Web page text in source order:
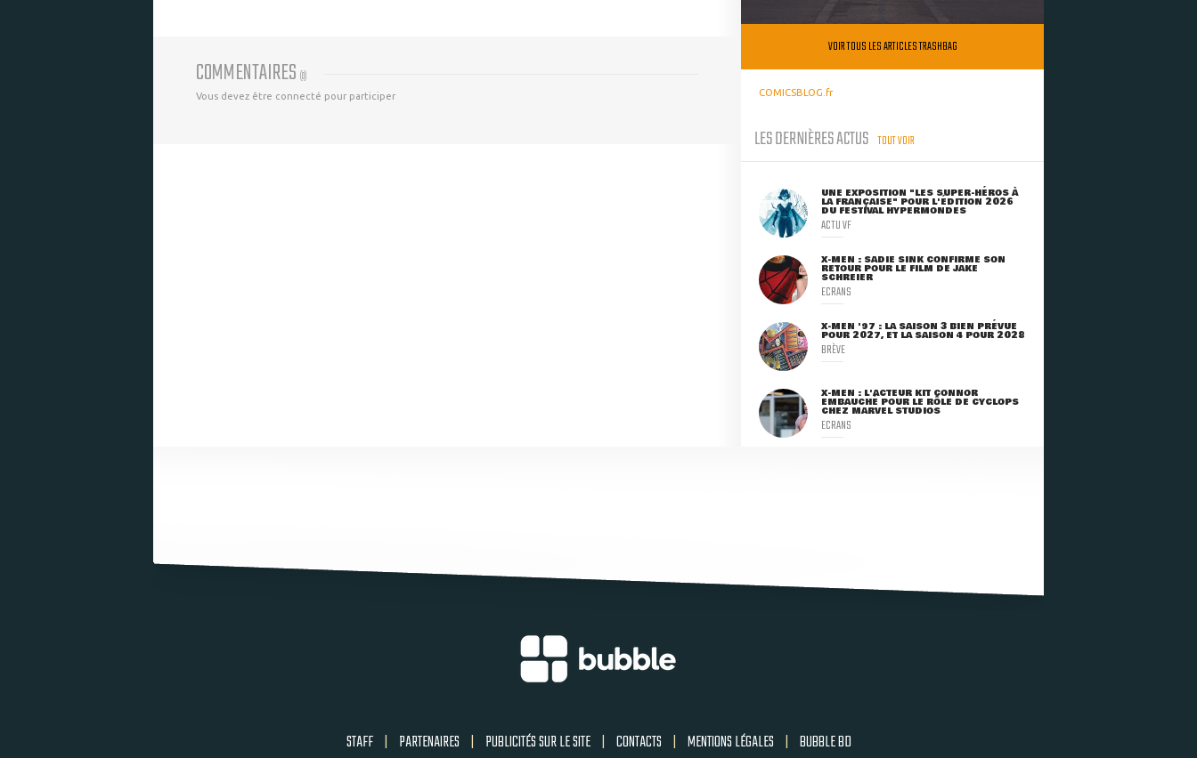
COMMENTAIRES (0)
Vous devez être connecté pour participer
VOIR TOUS LES ARTICLES TRASHBAG
COMICSBLOG.fr
LES DERNIÈRES ACTUS TOUT VOIR
UNE EXPOSITION "LES SUPER-HÉROS À
LA FRANÇAISE" POUR L'ÉDITION 2026
DU FESTIVAL HYPERMONDES
ACTU VF
X-MEN : SADIE SINK CONFIRME SON
RETOUR POUR LE FILM DE JAKE
SCHREIER
ECRANS
X-MEN '97 : LA SAISON 3 BIEN PRÉVUE
POUR 2027, ET LA SAISON 4 POUR 2028
BRÈVE
X-MEN : L'ACTEUR KIT CONNOR
EMBAUCHÉ POUR LE RÔLE DE CYCLOPS
CHEZ MARVEL STUDIOS
ECRANS
STAFF | PARTENAIRES | PUBLICITÉS SUR LE SITE | CONTACTS | MENTIONS LÉGALES | BUBBLE BD